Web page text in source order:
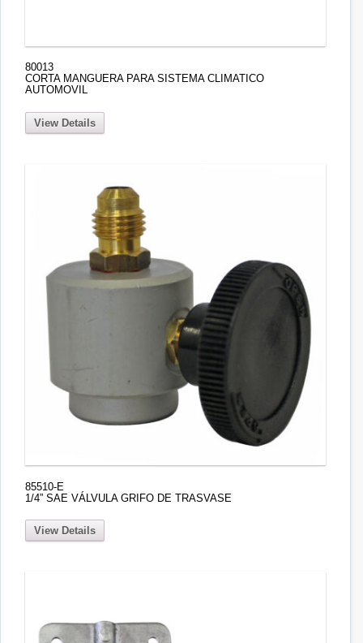
80013
CORTA MANGUERA PARA SISTEMA CLIMATICO
AUTOMOVIL
View Details
85510-E
1/4” SAE VÁLVULA GRIFO DE TRASVASE
View Details